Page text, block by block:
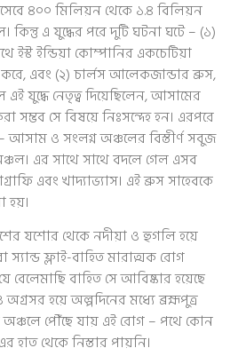
৪০০ মিলিয়ন থেকে ১.৪ বিলিয়ন
কিন্তু এ যুদ্ধের পরে দুটি ঘটনা ঘটে – (১)
ইস্ট ইন্ডিয়া কোম্পানির একচেটিয়া
এবং (২) চার্লস আলেকজান্ডার ব্রুস,
যুদ্ধে নেতৃত্ব দিয়েছিলেন, আসামের
সম্ভব সে বিষয়ে নিঃসন্দেহ হন। এরপরে
ও সংলগ্ন অঞ্চলের বিস্তীর্ণ সবুজ
এর সাথে সাথে বদলে গেল এসব
এবং খাদ্যাভ্যাস। এই ব্রুস সাহেবকে
হয়।
যশোর থেকে নদীয়া ও হুগলি হয়ে
স্যান্ড ফ্লাই-বাহিত মারাত্মক রোগ
বেলেমাছি বাহিত সে আবিষ্কার হয়েছে
হয়ে অল্পদিনের মধ্যে ব্রহ্মপুত্র
অঞ্চলে পৌঁছে যায় এই রোগ – পথে কোন
থেকে নিস্তার পায়নি।